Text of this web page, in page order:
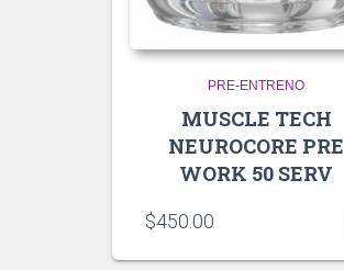
PRE-ENTRENO
MUSCLE TECH
NEUROCORE PRE
WORK 50 SERV
$450.00